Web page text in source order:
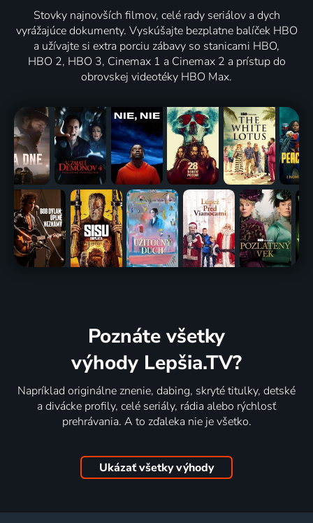
Stovky najnovších filmov, celé rady seriálov a dych
vyrážajúce dokumenty. Vyskúšajte bezplatne balíček HBO
a užívajte si extra porciu zábavy so stanicami HBO,
HBO 2, HBO 3, Cinemax 1 a Cinemax 2 a prístup do
obrovskej videotéky HBO Max.
Poznáte všetky
výhody Lepšia.TV?
Napríklad originálne znenie, dabing, skryté titulky, detské
a divácke profily, celé seriály, rádia alebo rýchlosť
prehrávania. A to zďaleka nie je všetko.
Ukázať všetky výhody